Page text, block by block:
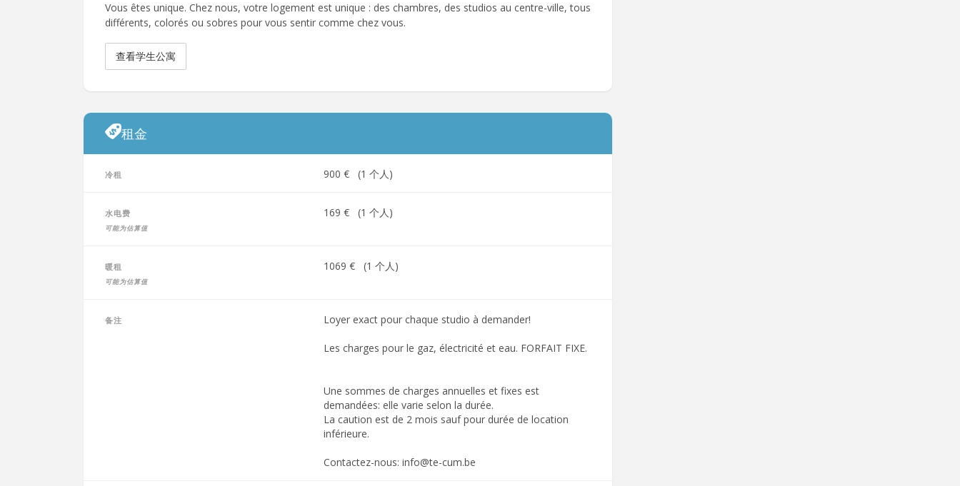
Vous êtes unique. Chez nous, votre logement est unique : des chambres, des studios au centre-ville, tous
différents, colorés ou sobres pour vous sentir comme chez vous.
查看学生公寓
租金
冷租 900 € (1 个人)
水电费
可能为估算值
169 € (1 个人)
暖租
可能为估算值
1069 € (1 个人)
备注 Loyer exact pour chaque studio à demander!
Les charges pour le gaz, électricité et eau. FORFAIT FIXE.
Une sommes de charges annuelles et fixes est
demandées: elle varie selon la durée.
La caution est de 2 mois sauf pour durée de location
inférieure.
Contactez-nous: info@te-cum.be